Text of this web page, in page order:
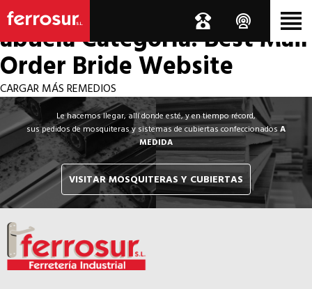
Los por si acaso de la
abuelaCategoría: Best Mail
Order Bride Website
CARGAR MÁS REMEDIOS
Le hacemos llegar, allí donde esté, y en tiempo récord,
sus pedidos de mosquiteras y sistemas de cubiertas confeccionadosA
MEDIDA
VISITAR MOSQUITERAS Y CUBIERTAS